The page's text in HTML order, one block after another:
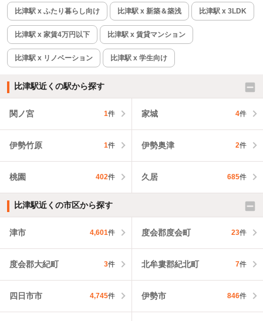
比津駅 x ふたり暮らし向け 比津駅 x 新築＆築浅 比津駅 x 3LDK
比津駅 x 家賃4万円以下 比津駅 x 賃貸マンション
比津駅 x リノベーション 比津駅 x 学生向け
比津駅近くの駅から探す
関ノ宮 1件 家城 4件
伊勢竹原 1件 伊勢奥津 2件
桃園 402件 久居 685件
比津駅近くの市区から探す
津市 4,601件 度会郡度会町 23件
度会郡大紀町 3件 北牟婁郡紀北町 7件
四日市市 4,745件 伊勢市 846件